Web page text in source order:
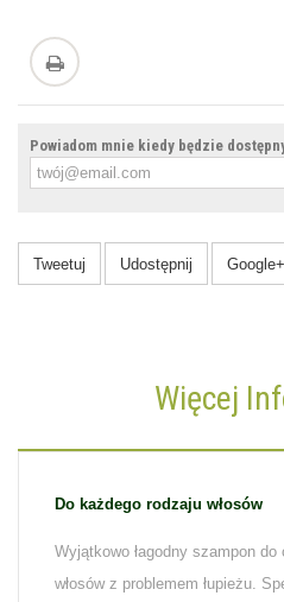
Powiadom mnie kiedy będzie
Tweetuj Udostępnij Google+
Więcej
Do każdego rodzaju włosów
Wyjątkowo łagodny szampon
włosów z problemem łupieżu.